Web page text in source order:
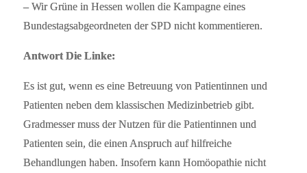
–Wir Grüne in Hessen wollen die Kampagne eines
Bundestagsabgeordneten der SPD nicht kommentieren.
Antwort Die Linke:
Es ist gut, wenn es eine Betreuung von Patientinnen und
Patienten neben dem klassischen Medizinbetrieb gibt.
Gradmesser muss der Nutzen für die Patientinnen und
Patienten sein, die einen Anspruch auf hilfreiche
Behandlungen haben. Insofern kann Homöopathie nicht